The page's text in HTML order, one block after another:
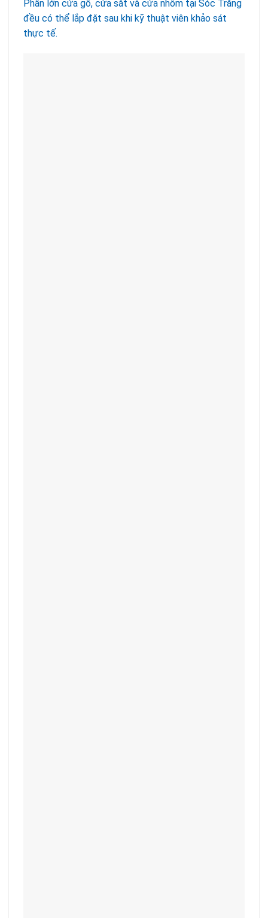
Phần lớn cửa gỗ, cửa sắt và cửa nhôm tại Sóc Trăng
đều có thể lắp đặt sau khi kỹ thuật viên khảo sát
thực tế.